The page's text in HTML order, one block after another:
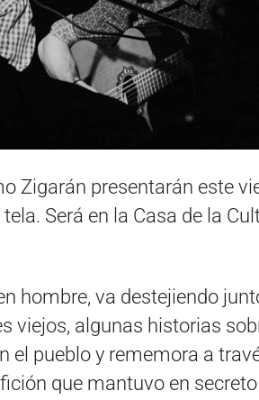
Zigarán presentarán este
Será en la Casa de la
hombre, va destejiendo
viejos, algunas historias
el pueblo y rememora a
que mantuvo en